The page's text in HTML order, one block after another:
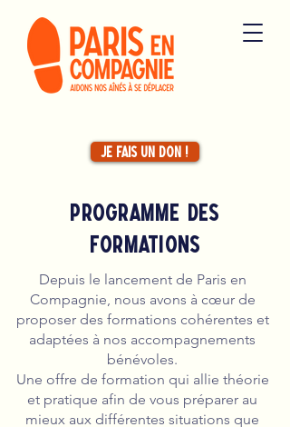
Je fais un don !
Programme DEs
FORMATIONS
Depuis le lancement de Paris en
Compagnie, nous avons à cœur de
proposer des formations cohérentes et
adaptées à nos accompagnements
bénévoles.
Une offre de formation qui allie théorie
et pratique afin de vous préparer au
mieux aux différentes situations que